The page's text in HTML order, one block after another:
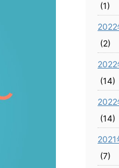
(1)
2022
(2)
2022
(14)
2022
(14)
2021
(7)